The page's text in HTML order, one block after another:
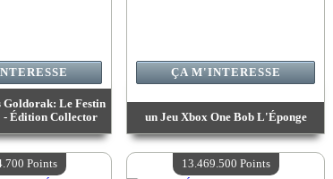
Goldorak: Le Festin
- Édition Collector
320 200 Points
:4
un Jeu Xbox One Bob L'Éponge
Valeur :22 022 500 Points
Quantité Disponible :4
ÇA M'INTERESSE
Points 13.469.500 Points